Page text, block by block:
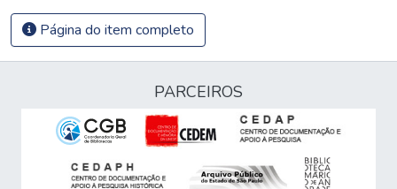
Página do item completo
PARCEIROS